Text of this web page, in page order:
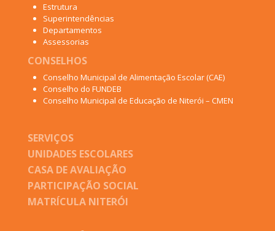
Estrutura
Superintendências
Departamentos
Assessorias
CONSELHOS
Conselho Municipal de Alimentação Escolar (CAE)
Conselho do FUNDEB
Conselho Municipal de Educação de Niterói – CMEN
SERVIÇOS
UNIDADES ESCOLARES
CASA DE AVALIAÇÃO
PARTICIPAÇÃO SOCIAL
MATRÍCULA NITERÓI